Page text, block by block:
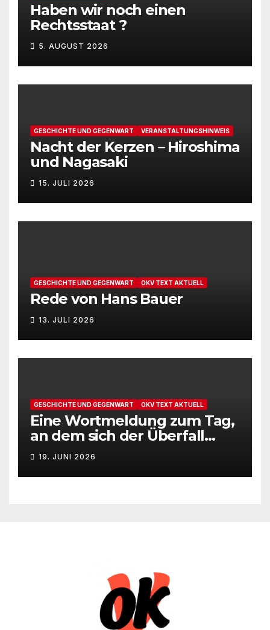
Haben wir noch einen
Rechtsstaat ?
5. AUGUST 2026
GESCHICHTE UND GEGENWART VERANSTALTUNGSHINWEIS
Nacht der Kerzen – Hiroshima
und Nagasaki
15. JULI 2026
GESCHICHTE UND GEGENWART OKV TEXT AKTUELL
Rede von Hans Bauer
13. JULI 2026
GESCHICHTE UND GEGENWART OKV TEXT AKTUELL
Eine Wortmeldung zum Tag,
an dem sich der Überfall
Deutschlands auf die UdSSR
1941 zum 85. Male jährt
19. JUNI 2026